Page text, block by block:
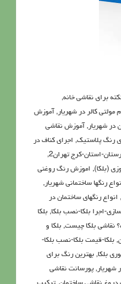
,
مولتی کالر در شهریار, آموزش
در شهریار, آموزش نقاشی
رنگ پلاستیک, اجرای کناف در
استان-کرج تهران2 ,
(بلکا), اموزش رنگ روغنی
رنگها ساختمانی شهریار,
, انواع رنگهای ساختمان در
اجرا بلکا-نصب بلکا,بلکا
نقاشی بلکا چیست,بلکا و
,بلکا-قیمت بلکا-نصب بلکا-
بلکا,بهترین رنگ برای
شهریار,پورسانت نقاشی